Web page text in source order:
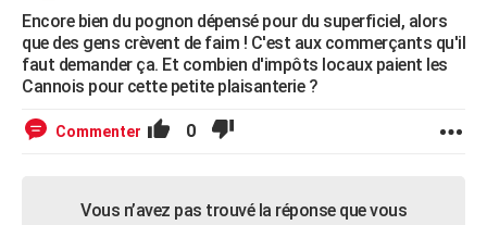
Encore bien du pognon dépensé pour du superficiel, alors
que des gens crèvent de faim ! C'est aux commerçants qu'il
faut demander ça. Et combien d'impôts locaux paient les
Cannois pour cette petite plaisanterie ?
Commenter 0
Vous n’avez pas trouvé la réponse que vous